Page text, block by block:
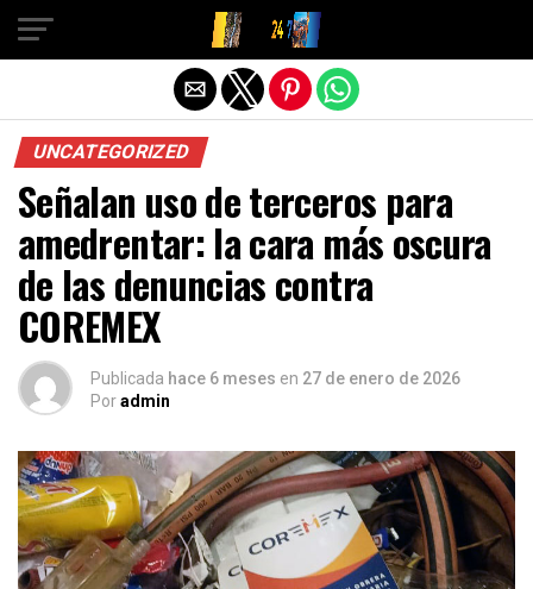
UNCATEGORIZED
Señalan uso de terceros para
amedrentar: la cara más oscura
de las denuncias contra
COREMEX
Publicada hace 6 meses en 27 de enero de 2026
Poradmin
Salir de la versión móvil